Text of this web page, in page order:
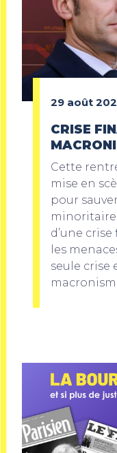
29 août
CRISE
Cette
mise en
pour
d’une
les
seule crise